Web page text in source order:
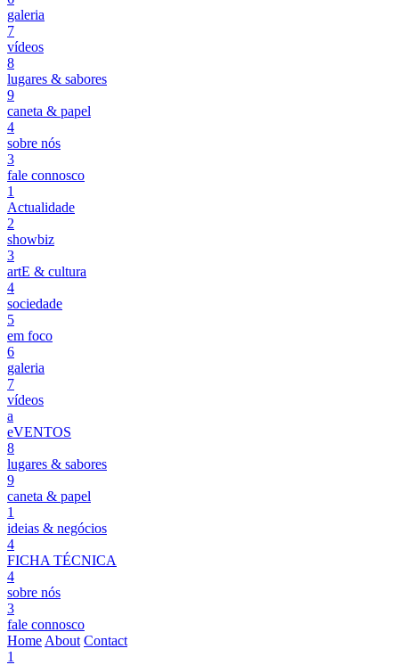
galeria
7
vídeos
8
lugares & sabores
9
caneta & papel
4
sobre nós
3
fale connosco
1
Actualidade
2
showbiz
3
artE & cultura
4
sociedade
5
em foco
6
galeria
7
vídeos
a
eVENTOS
8
lugares & sabores
9
caneta & papel
1
ideias & negócios
4
FICHA TÉCNICA
4
sobre nós
3
fale connosco
Home About Contact
1